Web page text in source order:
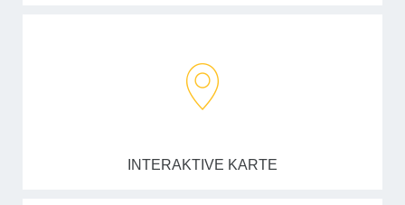
INTERAKTIVE KARTE